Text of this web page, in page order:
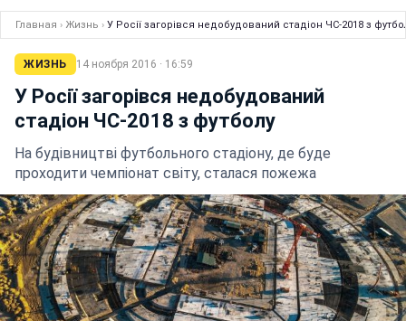
Главная › Жизнь › У Росії загорівся недобудований стадіон ЧС-2018 з
ЖИЗНЬ 14 ноября 2016 · 16:59
У Росії загорівся недобудований
стадіон ЧС-2018 з футболу
На будівництві футбольного стадіону, де буде
проходити чемпіонат світу, сталася пожежа